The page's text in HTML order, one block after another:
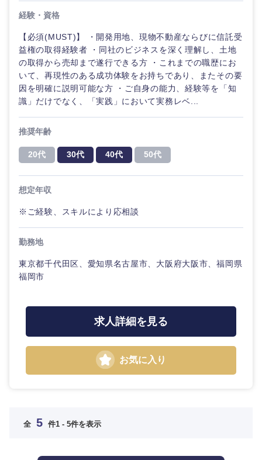
選択する
選択する
選択する
選択する
経験・資格
【必須(MUST)】 ・開発用地、現物不動産ならびに信託受
益権の取得経験者 ・同社のビジネスを深く理解し、土地
の取得から売却まで遂行できる方 ・これまでの職歴にお
いて、再現性のある成功体験をお持ちであり、またその要
因を明確に説明可能な方 ・ご自身の能力、経験等を「知
識」だけでなく、「実践」において実務レベ...
推奨年齢
20代 30代 40代 50代
想定年収
※ご経験、スキルにより応相談
勤務地
東京都千代田区、愛知県名古屋市、大阪府大阪市、福岡県
福岡市
求人詳細を見る
お気に入り
全 5 件1 - 5件を表示